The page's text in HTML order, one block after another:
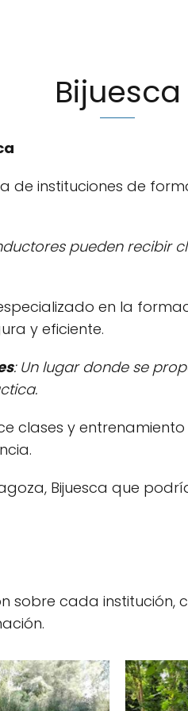
Bijuesca
de instituciones de
pueden recibir
en la
y eficiente.
: Un lugar donde se
clases y
Bijuesca que
sobre cada institución,